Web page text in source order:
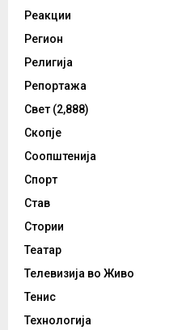
Реакции
Регион
Религија
Репортажа
Свет (2,888)
Скопје
Соопштенија
Спорт
Став
Стории
Театар
Телевизија во Живо
Тенис
Технологија